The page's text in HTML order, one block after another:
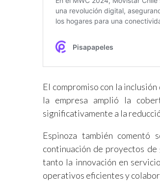
El compromiso con la
la empresa amplió la
significativamente a la
Espinoza también
continuación de proyectos
tanto la innovación en
operativos eficientes y